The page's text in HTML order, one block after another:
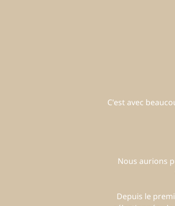
C'est avec
Nous aurions
Depuis le